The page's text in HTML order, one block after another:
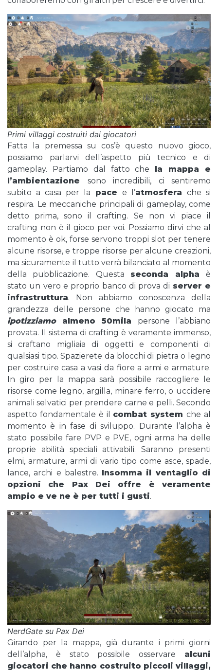
Primi villaggi costruiti dai giocatori
Fatta la premessa su cos’è questo nuovo gioco,
possiamo parlarvi dell’aspetto più tecnico e di
gameplay. Partiamo dal fatto che la mappa e
l’ambientazione sono incredibili, ci sentiremo
subito a casa per la pace e l’atmosfera che si
respira. Le meccaniche principali di gameplay, come
detto prima, sono il crafting. Se non vi piace il
crafting non è il gioco per voi. Possiamo dirvi che al
momento è ok, forse servono troppi slot per tenere
alcune risorse, e troppe risorse per alcune creazioni,
ma sicuramente il tutto verrà bilanciato al momento
della pubblicazione. Questa seconda alphaè
stato un vero e proprio banco di prova di server e
infrastruttura. Non abbiamo conoscenza della
grandezza delle persone che hanno giocato ma
ipotizziamo almeno 50mila persone l’abbiano
provata. Il sistema di crafting è veramente immenso,
si craftano migliaia di oggetti e componenti di
qualsiasi tipo. Spazierete da blocchi di pietra o legno
per costruire casa a vasi da fiore a armi e armature.
In giro per la mappa sarà possibile raccogliere le
risorse come legno, argilla, minare ferro, o uccidere
animali selvatici per prendere carne e pelli. Secondo
aspetto fondamentale è il combat systemche al
momento è in fase di sviluppo. Durante l’alpha è
stato possibile fare PVP e PVE, ogni arma ha delle
proprie abilità speciali attivabili. Saranno presenti
elmi, armature, armi di vario tipo come asce, spade,
lance, archi e balestre. Insomma il ventaglio di
opzioni che Pax Dei offre è veramente
ampio e ve ne è per tutti i gusti.
NerdGate su Pax Dei
Girando per la mappa, già durante i primi giorni
dell’alpha, è stato possibile osservare alcuni
giocatori che hanno costruito piccoli villaggi,